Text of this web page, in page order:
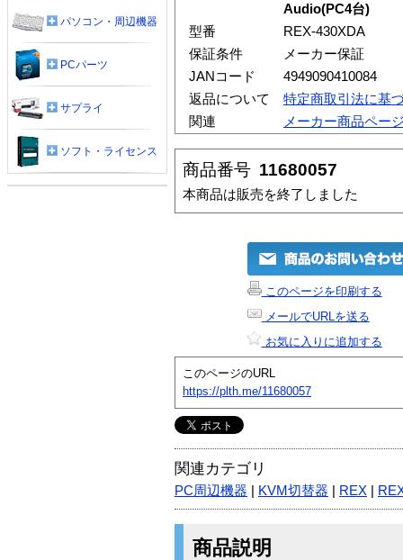
Audio(PC4台)
型番
REX-430XDA
保証条件
メーカー保証
JANコード
4949090410084
返品について
特定商取引法に基
関連
メーカー商品ペー
商品番号 11680057
本商品は販売を終了しました
このページを印刷する
メールでURLを送る
お気に入りに追加する
このページのURL
https://plth.me/11680057
関連カテゴリ
PC周辺機器 KVM切替器 REX
商品説明
パソコン・周辺機器
PCパーツ
サプライ
ソフト・ライセンス